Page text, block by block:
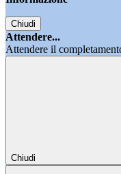
Chiudi
Attendere...
Attendere il
Chiudi